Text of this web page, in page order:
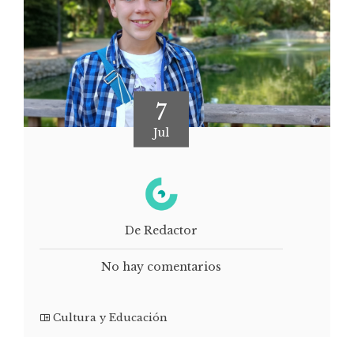
7
Jul
De Redactor
No hay comentarios
Cultura y Educación